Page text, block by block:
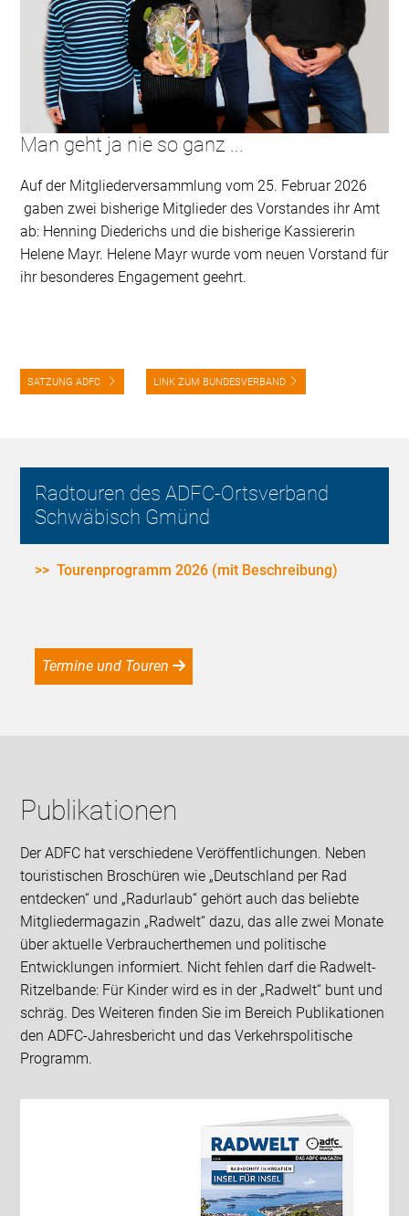
Man geht ja nie so ganz ...
Auf der Mitgliederversammlung vom 25. Februar 2026
gaben zwei bisherige Mitglieder des Vorstandes ihr Amt
ab: Henning Diederichs und die bisherige Kassiererin
Helene Mayr. Helene Mayr wurde vom neuen Vorstand für
ihr besonderes Engagement geehrt.
SATZUNG ADFC LINK ZUM BUNDESVERBAND
Radtouren des ADFC-Ortsverband
Schwäbisch Gmünd
>> Tourenprogramm 2026 (mit Beschreibung)
Termine und Touren
Publikationen
Der ADFC hat verschiedene Veröffentlichungen. Neben
touristischen Broschüren wie „Deutschland per Rad
entdecken“ und „Radurlaub“ gehört auch das beliebte
Mitgliedermagazin „Radwelt“ dazu, das alle zwei Monate
über aktuelle Verbraucherthemen und politische
Entwicklungen informiert. Nicht fehlen darf die Radwelt-
Ritzelbande: Für Kinder wird es in der „Radwelt“ bunt und
schräg. Des Weiteren finden Sie im Bereich Publikationen
den ADFC-Jahresbericht und das Verkehrspolitische
Programm.